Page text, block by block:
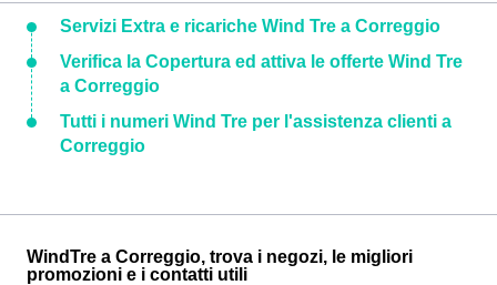
Servizi Extra e ricariche Wind Tre a Correggio
Verifica la Copertura ed attiva le offerte Wind Tre
a Correggio
Tutti i numeri Wind Tre per l'assistenza clienti a
Correggio
WindTre a Correggio, trova i negozi, le migliori
promozioni e i contatti utili